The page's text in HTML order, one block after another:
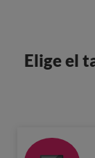
Elige el